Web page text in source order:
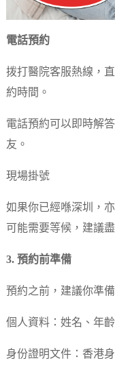
電話預約
拨打醫院客服熱線，
約時間。
電話預約可以即時解
友。
現場掛號
如果你已經喺深圳，
可能需要等候，建議
3. 預約前準備
預約之前，建議你準
個人資料：姓名、年
身份證明文件：香港